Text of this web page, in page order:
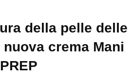
della pelle delle
crema Mani